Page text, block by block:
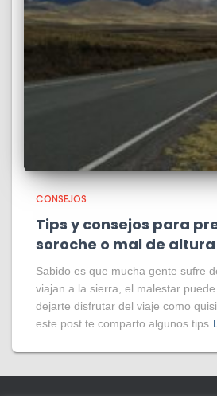
CONSEJOS
Tips y consejos para
soroche o mal de altura
Sabido es que mucha gente sufre
viajan a la sierra, el malestar
dejarte disfrutar del viaje como
este post te comparto algunos tips